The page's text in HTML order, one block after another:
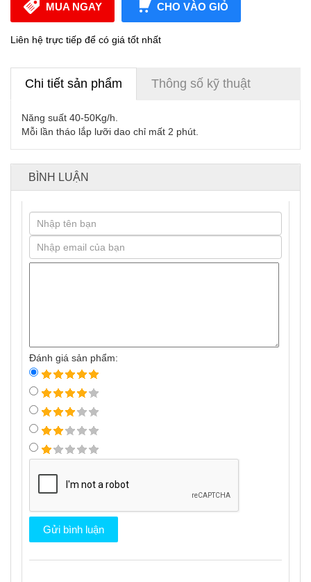
MUA NGAY CHO VÀO GIỎ
Liên hệ trực tiếp để có giá tốt nhất
Chi tiết sản phẩm Thông số kỹ thuật
Năng suất 40-50Kg/h.
Mỗi lần tháo lắp lưỡi dao chỉ mất 2 phút.
BÌNH LUẬN
Đánh giá sản phẩm: